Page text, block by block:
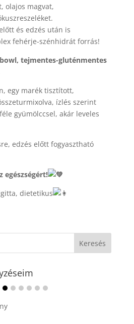
olajos magvat,
és edzés után is
fehérje-szénhidrát forrás!
tejmentes-gluténmentes
egy marék tisztított,
ízlés szerint
gyümölccsel, akár leveles
edzés előtt fogyasztható
egészségért!
dietetikus
vasárnapja🌟